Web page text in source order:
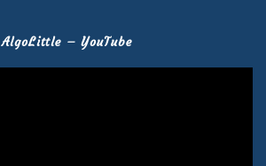
AlgoLittle – YouTube